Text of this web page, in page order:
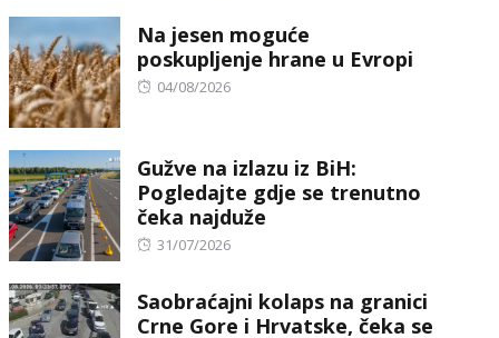
Na jesen moguće
poskupljenje hrane u Evropi
Posted
04/08/2026
Gužve na izlazu iz BiH:
Pogledajte gdje se trenutno
čeka najduže
Posted
31/07/2026
Saobraćajni kolaps na granici
Crne Gore i Hrvatske, čeka se